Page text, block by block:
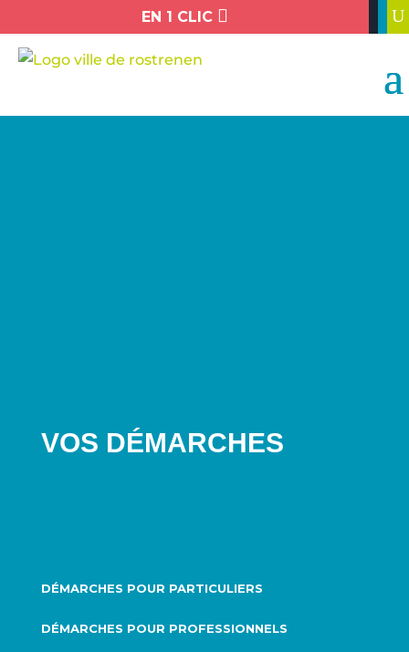
EN 1 CLIC  U
VOS DÉMARCHES
DÉMARCHES POUR PARTICULIERS
DÉMARCHES POUR PROFESSIONNELS